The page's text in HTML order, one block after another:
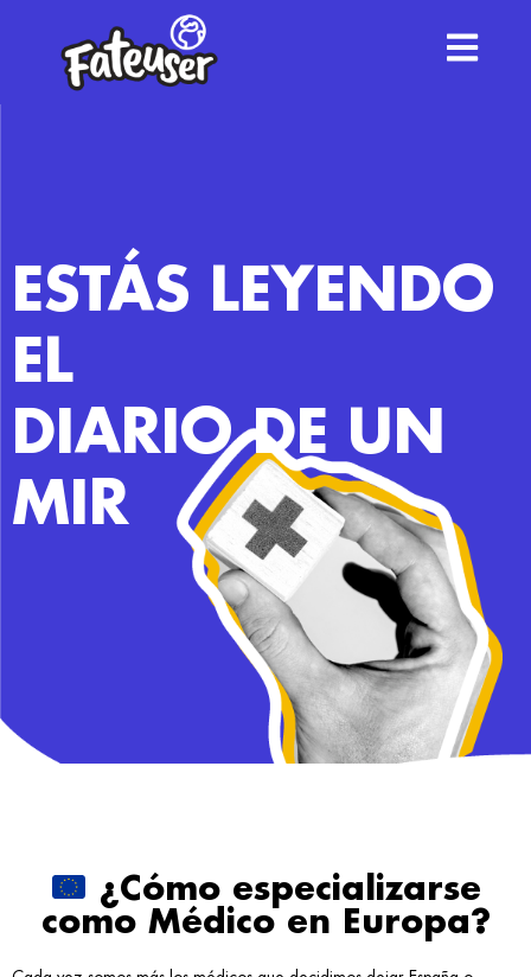
ESTÁS LEYENDO
EL
DIARIO DE UN
MIR
¿Cómo especializarse
como Médico en Europa?